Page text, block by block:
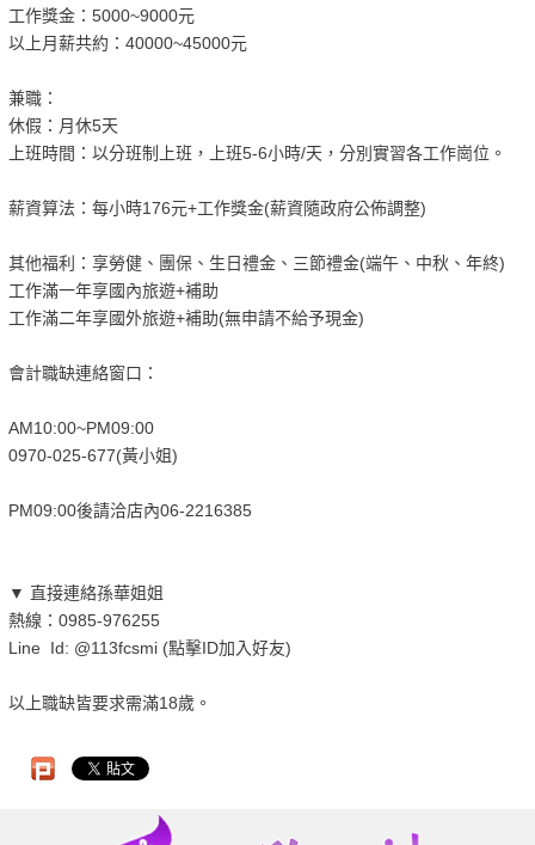
工作獎金：5000~9000元
以上月薪共約：40000~45000元
兼職：
休假：月休5天
上班時間：以分班制上班，上班5-6小時/天，分別實習各工作崗位。
薪資算法：每小時176元+工作獎金(薪資隨政府公佈調整)
其他福利：享勞健、團保、生日禮金、三節禮金(端午、中秋、年終)
工作滿一年享國內旅遊+補助
工作滿二年享國外旅遊+補助(無申請不給予現金)
會計職缺連絡窗口：
AM10:00~PM09:00
0970-025-677(黃小姐)
PM09:00後請洽店內06-2216385
▼ 直接連絡孫華姐姐
熱線：0985-976255
Line Id: @113fcsmi (點擊ID加入好友)
以上職缺皆要求需滿18歲。